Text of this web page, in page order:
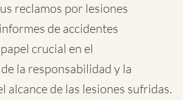
reclamos por lesiones
de accidentes
crucial en el
la responsabilidad y la
alcance de las lesiones sufridas.